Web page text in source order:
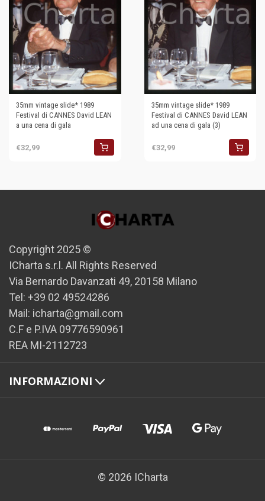
35mm vintage slide* 1989
Festival di CANNES David LEAN
a una cena di gala
€32,99
35mm vintage slide* 1989
Festival di CANNES David LEAN
ad una cena di gala (3)
€32,99
Copyright 2025 ©
ICharta s.r.l. All Rights Reserved
Via Bernardo Davanzati 49, 20158 Milano
Tel: +39 02 49524286
Mail: icharta@gmail.com
C.F e P.IVA 09776590961
REA MI-2112723
INFORMAZIONI
© 2026 ICharta